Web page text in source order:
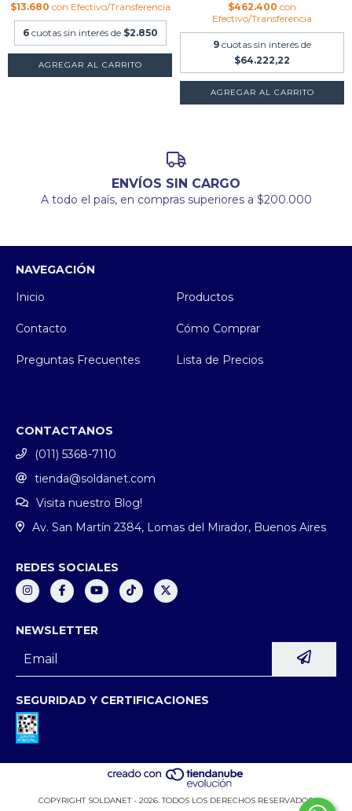
$13.680 con Efectivo/Transferencia
6 cuotas sin interés de $2.850
AGREGAR AL CARRITO
$462.400 con
Efectivo/Transferencia
9 cuotas sin interés de
$64.222,22
ENVÍOS SIN CARGO
A todo el país, en compras superiores a $200.000
NAVEGACIÓN
Inicio
Productos
Contacto Cómo Comprar
Preguntas Frecuentes Lista de Precios
CONTACTANOS
(011) 5368-7110
tienda@soldanet.com
Visita nuestro Blog!
Av. San Martín 2384, Lomas del Mirador, Buenos Aires
REDES SOCIALES
NEWSLETTER
SEGURIDAD Y CERTIFICACIONES
COPYRIGHT SOLDANET - 2026. TODOS LOS DERECHOS RESERVADOS.